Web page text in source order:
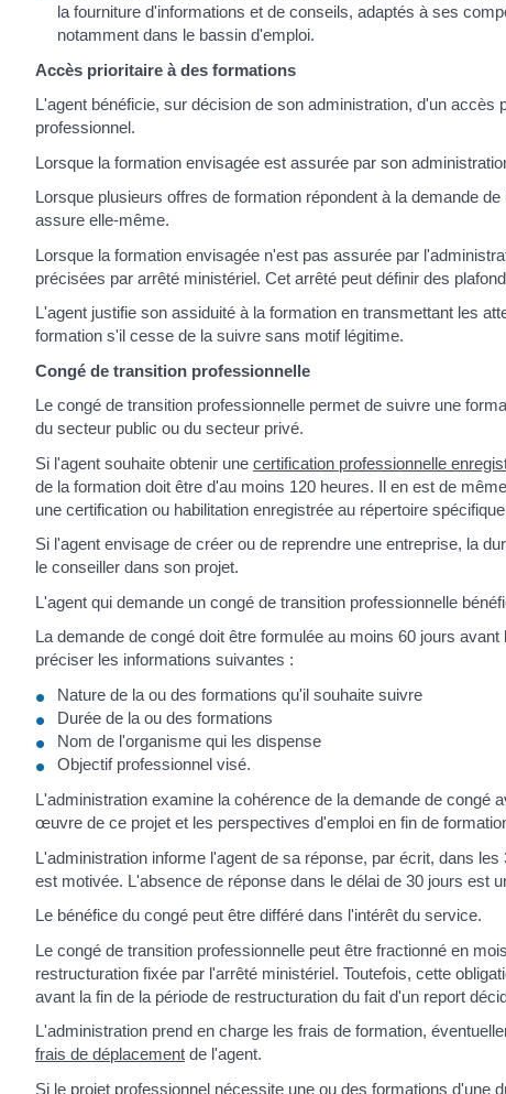
la fourniture d'informations et de conseils, adaptés à ses
notamment dans le bassin d'emploi.
Accès prioritaire à des formations
L'agent bénéficie, sur décision de son administration, d'un
professionnel.
Lorsque la formation envisagée est assurée par son
Lorsque plusieurs offres de formation répondent à la demande
assure elle-même.
Lorsque la formation envisagée n'est pas assurée par
précisées par arrêté ministériel. Cet arrêté peut définir des
L'agent justifie son assiduité à la formation en transmettant les
formation s'il cesse de la suivre sans motif légitime.
Congé de transition professionnelle
Le congé de transition professionnelle permet de suivre une
du secteur public ou du secteur privé.
Si l'agent souhaite obtenir une certification professionnelle
de la formation doit être d'au moins 120 heures. Il en est de
une certification ou habilitation enregistrée au répertoire
Si l'agent envisage de créer ou de reprendre une entreprise, la
le conseiller dans son projet.
L'agent qui demande un congé de transition professionnelle
La demande de congé doit être formulée au moins 60 jours
préciser les informations suivantes :
Nature de la ou des formations qu'il souhaite suivre
Durée de la ou des formations
Nom de l'organisme qui les dispense
Objectif professionnel visé.
L'administration examine la cohérence de la demande de congé
œuvre de ce projet et les perspectives d'emploi en fin de
L'administration informe l'agent de sa réponse, par écrit, dans
est motivée. L'absence de réponse dans le délai de 30 jours est
Le bénéfice du congé peut être différé dans l'intérêt du service.
Le congé de transition professionnelle peut être fractionné en
restructuration fixée par l'arrêté ministériel. Toutefois, cette
avant la fin de la période de restructuration du fait d'un report
L'administration prend en charge les frais de formation,
frais de déplacement de l'agent.
Si le projet professionnel nécessite une ou des formations d'une